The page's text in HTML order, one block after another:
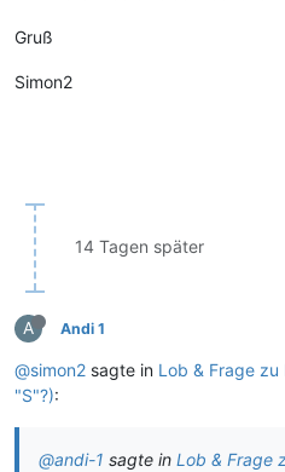
Gruß
Simon2
14 Tagen später
A Andi 1
@simon2 sagte in Lob & Frage zu
"S"?):
@andi-1 sagte in Lob & Frage